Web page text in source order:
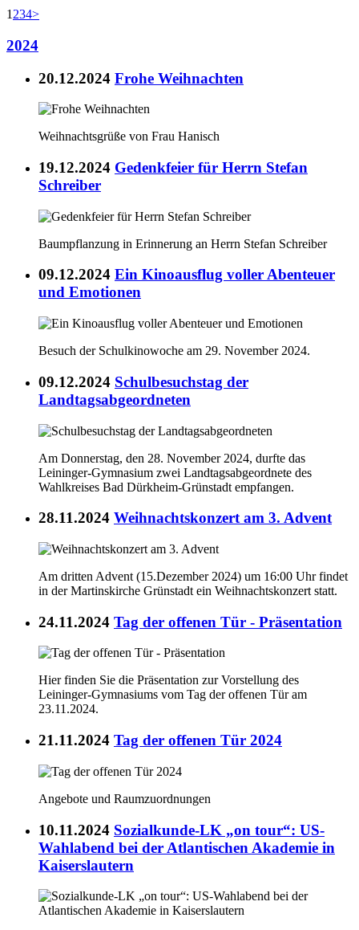
1 234>
2024
20.12.2024 Frohe Weihnachten
Weihnachtsgrüße von Frau Hanisch
19.12.2024 Gedenkfeier für Herrn Stefan
Schreiber
Baumpflanzung in Erinnerung an Herrn Stefan Schreiber
09.12.2024 Ein Kinoausflug voller Abenteuer
und Emotionen
Besuch der Schulkinowoche am 29. November 2024.
09.12.2024 Schulbesuchstag der
Landtagsabgeordneten
Am Donnerstag, den 28. November 2024, durfte das
Leininger-Gymnasium zwei Landtagsabgeordnete des
Wahlkreises Bad Dürkheim-Grünstadt empfangen.
28.11.2024 Weihnachtskonzert am 3. Advent
Am dritten Advent (15.Dezember 2024) um 16:00 Uhr findet
in der Martinskirche Grünstadt ein Weihnachtskonzert statt.
24.11.2024 Tag der offenen Tür - Präsentation
Hier finden Sie die Präsentation zur Vorstellung des
Leininger-Gymnasiums vom Tag der offenen Tür am
23.11.2024.
21.11.2024 Tag der offenen Tür 2024
Angebote und Raumzuordnungen
10.11.2024 Sozialkunde-LK „on tour“: US-
Wahlabend bei der Atlantischen Akademie in
Kaiserslautern